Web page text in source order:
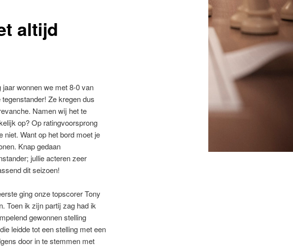
altijd
jaar wonnen we met 8-0 van
tegenstander! Ze kregen dus
Namen wij het te
op? Op ratingvoorsprong
niet. Want op het bord moet je
Knap gedaan
jullie acteren zeer
dit seizoen!
ging onze topscorer Tony
Toen ik zijn partij zag had ik
gewonnen stelling
leidde tot een stelling met een
door in te stemmen met